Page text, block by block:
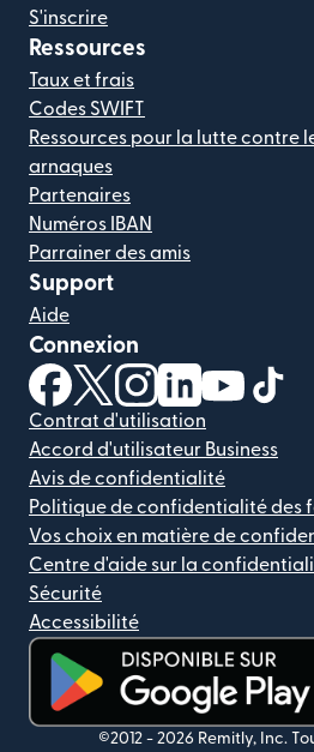
S'inscrire
Ressources
Taux et frais
Codes SWIFT
Ressources pour la lutte contre
arnaques
Partenaires
Numéros IBAN
Parrainer des amis
Support
Aide
Connexion
(s'ouvre dans une nouvelle
(s'ouvre dans une
(s'ouvre dans une
(s'ouvre
Contrat d'utilisation
Accord d'utilisateur Business
Avis de confidentialité
Politique de confidentialité des
Vos choix en matière de
Centre d'aide sur la
Sécurité
Accessibilité
(s'ouvre dans une nouvelle
©2012 - 2026 Remitly, Inc.